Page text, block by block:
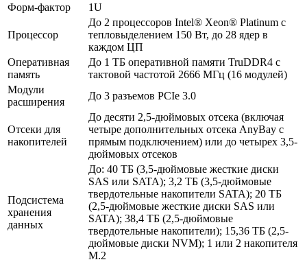
Форм-фактор 1U
Процессор
До 2 процессоров Intel® Xeon® Platinum с
тепловыделением 150 Вт, до 28 ядер в
каждом ЦП
Оперативная
память
До 1 ТБ оперативной памяти TruDDR4 с
тактовой частотой 2666 МГц (16 модулей)
Модули
расширения
До 3 разъемов PCIe 3.0
Отсеки для
накопителей
До десяти 2,5-дюймовых отсека (включая
четыре дополнительных отсека AnyBay с
прямым подключением) или до четырех 3,5-
дюймовых отсеков
Подсистема
хранения
данных
До: 40 ТБ (3,5-дюймовые жесткие диски
SAS или SATA); 3,2 ТБ (3,5-дюймовые
твердотельные накопители SATA); 20 ТБ
(2,5-дюймовые жесткие диски SAS или
SATA); 38,4 ТБ (2,5-дюймовые
твердотельные накопители); 15,36 ТБ (2,5-
дюймовые диски NVM); 1 или 2 накопителя
M.2